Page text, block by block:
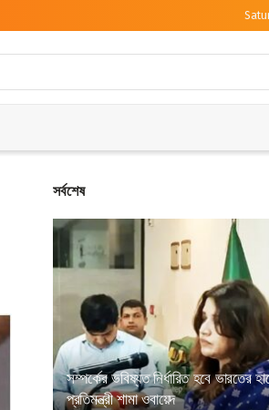
সর্বশেষ
সম্পর্কের ভবিষ্যত নির্ধারিত হবে ভারতের
প্রতিমন্ত্রী শামা ওবায়েদ